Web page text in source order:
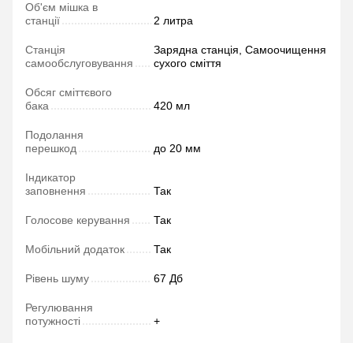
Об'єм мішка в
станції
2 литра
Станція
самообслуговування
Зарядна станція, Самоочищення
сухого сміття
Обсяг сміттєвого
бака
420 мл
Подолання
перешкод
до 20 мм
Індикатор
заповнення
Так
Голосове керування Так
Мобільний додаток Так
Рівень шуму 67 Дб
Регулювання
потужності
+